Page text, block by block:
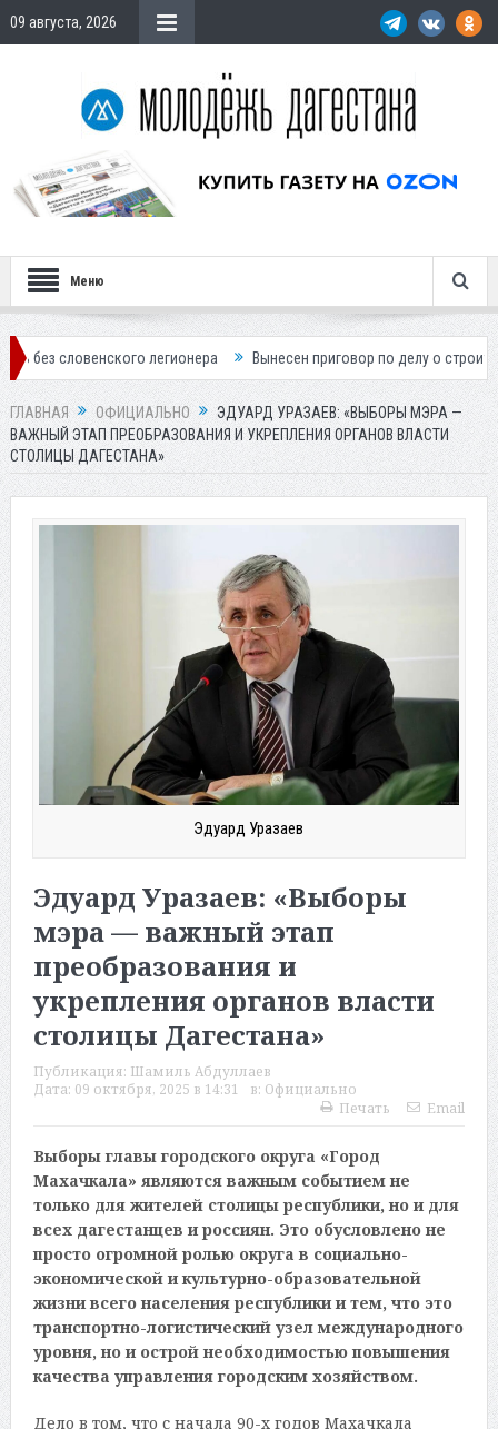
09 августа, 2026
Меню
легионера Вынесен приговор по делу о строительстве
ГЛАВНАЯ ОФИЦИАЛЬНО
ЭДУАРД УРАЗАЕВ: «ВЫБОРЫ МЭРА —
ВАЖНЫЙ ЭТАП ПРЕОБРАЗОВАНИЯ И УКРЕПЛЕНИЯ ОРГАНОВ ВЛАСТИ
СТОЛИЦЫ ДАГЕСТАНА»
Эдуард Уразаев
Эдуард Уразаев: «Выборы
мэра — важный этап
преобразования и
укрепления органов власти
столицы Дагестана»
Публикация: Шамиль Абдуллаев
Дата: 09 октября, 2025 в 14:31 в: Официально
Печать
Email
Выборы главы городского округа «Город
Махачкала» являются важным событием не
только для жителей столицы республики, но и для
всех дагестанцев и россиян. Это обусловлено не
просто огромной ролью округа в социально-
экономической и культурно-образовательной
жизни всего населения республики и тем, что это
транспортно-логистический узел международного
уровня, но и острой необходимостью повышения
качества управления городским хозяйством.
Дело в том, что с начала 90-х годов Махачкала